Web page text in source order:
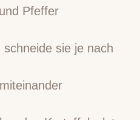
Pfeffer
sie je nach